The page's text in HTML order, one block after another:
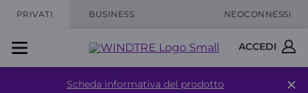
PRIVATI BUSINESS NEOCONNESSI
ACCEDI
Scheda informativa del prodotto